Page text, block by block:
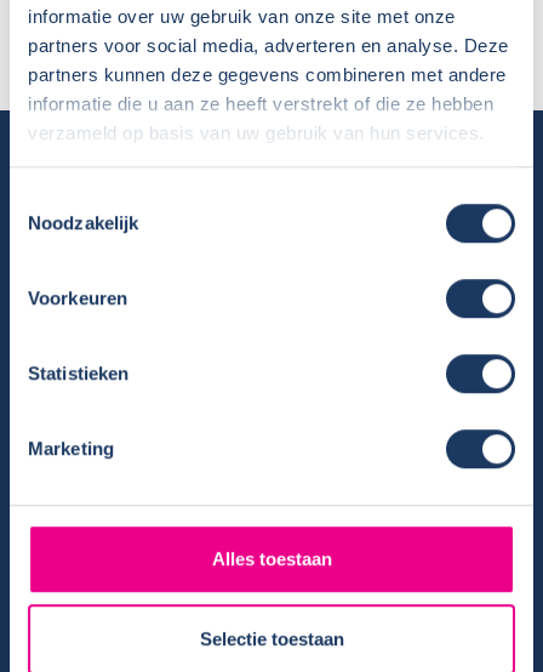
informatie over uw gebruik van onze site met onze
partners voor social media, adverteren en analyse. Deze
partners kunnen deze gegevens combineren met andere
informatie die u aan ze heeft verstrekt of die ze hebben
verzameld op basis van uw gebruik van hun services.
Noodzakelijk
Voorkeuren
Statistieken
Marketing
Alles toestaan
Selectie toestaan
Plaats / Provincie: Leeuwarden
Periode:
12-08 tot 19-08
Camper huren
Gratis E-book – Tig Vragen en Antwoorden over het Huren van
Veelgestelde vragen
Veel voorkomende storingen onderweg
Camper te koop